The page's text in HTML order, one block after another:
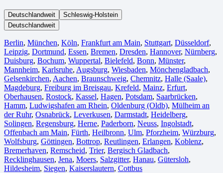
Deutschlandweit
Schleswig-Holstein
Deutschlandweit
Berlin⁠, München, Köln⁠, Frankfurt am Main, Stuttgart, Düsseldorf,
Leipzig, Dortmund, Essen, Bremen, Dresden, Hannover, Nürnberg,
Duisburg⁠, Bochum, Wuppertal⁠, Bielefeld⁠, Bonn⁠, Münster⁠,
Mannheim, Karlsruhe, Augsburg, Wiesbaden⁠, Mönchengladbach⁠,
Gelsenkirchen⁠, Aachen⁠, Braunschweig, Chemnitz⁠, Halle (Saale)⁠,
Magdeburg, Freiburg im Breisgau⁠, Krefeld⁠, Mainz⁠, Erfurt,
Oberhausen⁠, Rostock⁠, Kassel⁠, Hagen, Potsdam, Saarbrücken⁠,
Hamm, Ludwigshafen am Rhein⁠, Oldenburg (Oldb), Mülheim an
der Ruhr, Osnabrück⁠, Leverkusen, Darmstadt⁠, Heidelberg,
Solingen, Regensburg, Herne⁠, Paderborn, Neuss, Ingolstadt,
Offenbach am Main, Fürth⁠, Heilbronn, Ulm⁠, Pforzheim, Würzburg,
Wolfsburg⁠, Göttingen, Bottrop, Reutlingen, Erlangen⁠, Koblenz,
Bremerhaven⁠, Remscheid, Trier⁠, Bergisch Gladbach,
Recklinghausen, Jena⁠, Moers⁠, Salzgitter⁠, Hanau, Gütersloh,
Hildesheim⁠, Siegen⁠, Kaiserslautern⁠, Cottbus⁠